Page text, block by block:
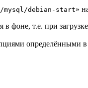
mysql/debian-start»
в фоне, т.е. при
определёнными в